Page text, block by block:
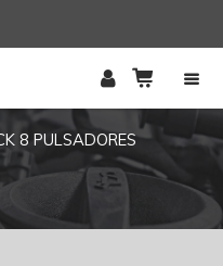
8 PULSADORES